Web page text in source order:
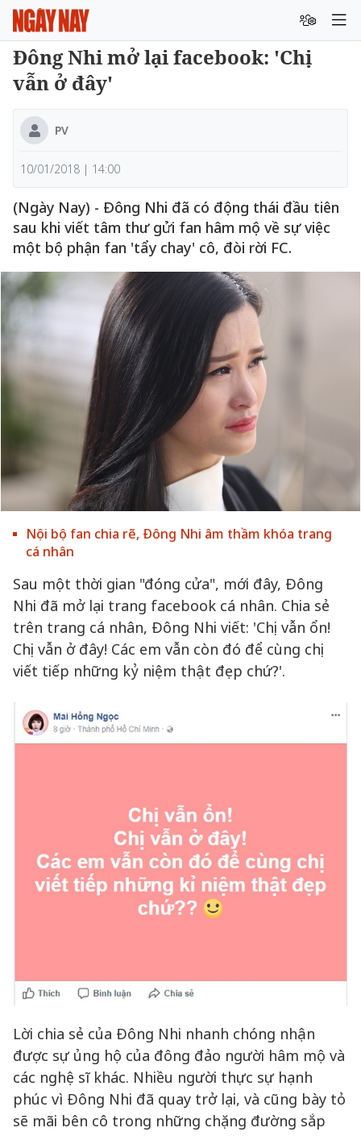
Đông Nhi mở lại facebook: 'Chị
vẫn ở đây'
PV
10/01/2018 | 14:00
(Ngày Nay) - Đông Nhi đã có động thái đầu tiên
sau khi viết tâm thư gửi fan hâm mộ về sự việc
một bộ phận fan 'tẩy chay' cô, đòi rời FC.
Nội bộ fan chia rẽ, Đông Nhi âm thầm khóa trang
cá nhân
Sau một thời gian "đóng cửa", mới đây, Đông
Nhi đã mở lại trang facebook cá nhân. Chia sẻ
trên trang cá nhân, Đông Nhi viết: 'Chị vẫn ổn!
Chị vẫn ở đây! Các em vẫn còn đó để cùng chị
viết tiếp những kỷ niệm thật đẹp chứ?'.
Lời chia sẻ của Đông Nhi nhanh chóng nhận
được sự ủng hộ của đông đảo người hâm mộ và
các nghệ sĩ khác. Nhiều người thực sự hạnh
phúc vì Đông Nhi đã quay trở lại, và cũng bày tỏ
sẽ mãi bên cô trong những chặng đường sắp